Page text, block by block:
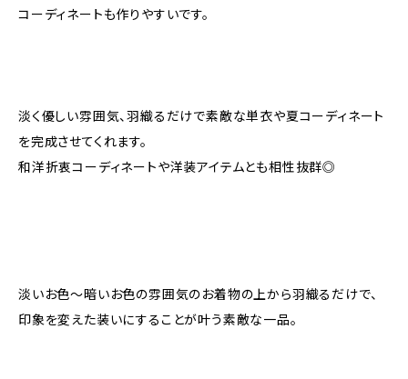
コーディネートも作りやすいです。
淡く優しい雰囲気、羽織るだけで素敵な単衣や夏コーディネート
を完成させてくれます。
和洋折衷コーディネートや洋装アイテムとも相性抜群◎
淡いお色〜暗いお色の雰囲気のお着物の上から羽織るだけで、
印象を変えた装いにすることが叶う素敵な一品。